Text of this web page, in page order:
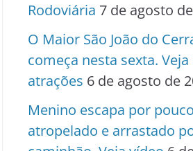
Rodoviária 7 de agosto
O Maior São João do
começa nesta sexta.
atrações 6 de agosto de
Menino escapa por
atropelado e arrastado